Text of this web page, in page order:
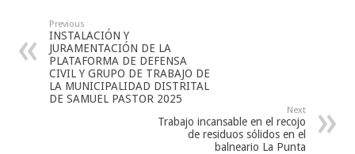
Previous
INSTALACIÓN Y
JURAMENTACIÓN DE LA
PLATAFORMA DE DEFENSA
CIVIL Y GRUPO DE TRABAJO DE
LA MUNICIPALIDAD DISTRITAL
DE SAMUEL PASTOR 2025
Next
Trabajo incansable en el recojo
de residuos sólidos en el
balneario La Punta